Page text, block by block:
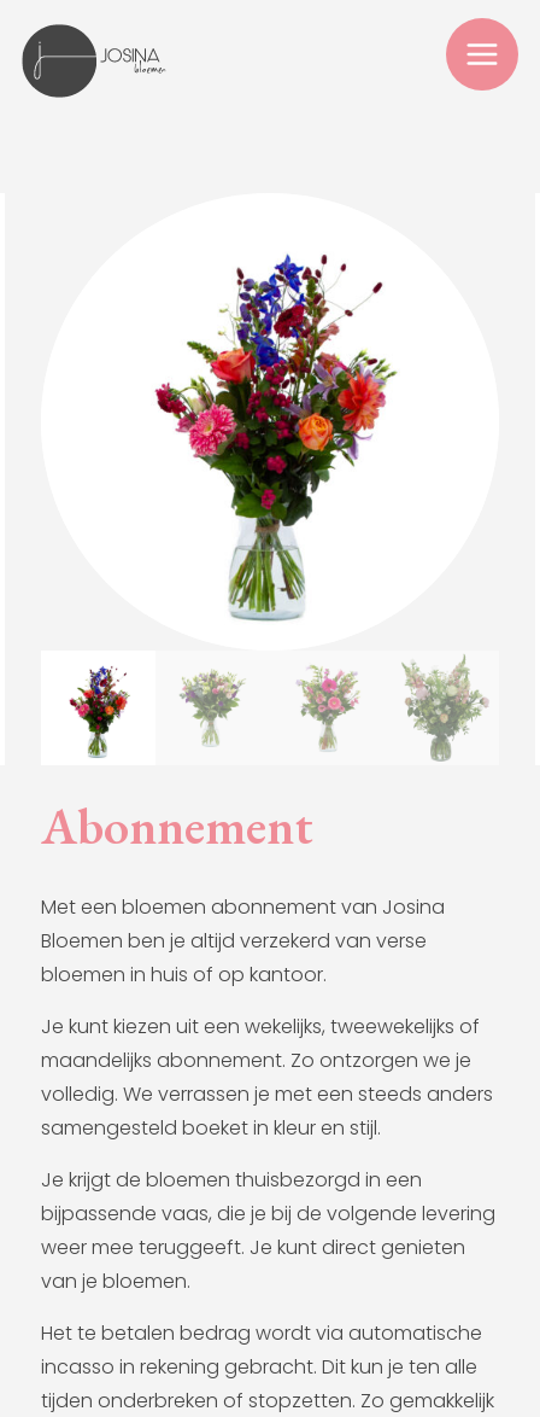
Abonnement
Met een bloemen abonnement van Josina
Bloemen ben je altijd verzekerd van verse
bloemen in huis of op kantoor.
Je kunt kiezen uit een wekelijks, tweewekelijks of
maandelijks abonnement. Zo ontzorgen we je
volledig. We verrassen je met een steeds anders
samengesteld boeket in kleur en stijl.
Je krijgt de bloemen thuisbezorgd in een
bijpassende vaas, die je bij de volgende levering
weer mee teruggeeft. Je kunt direct genieten
van je bloemen.
Het te betalen bedrag wordt via automatische
incasso in rekening gebracht. Dit kun je ten alle
tijden onderbreken of stopzetten. Zo gemakkelijk